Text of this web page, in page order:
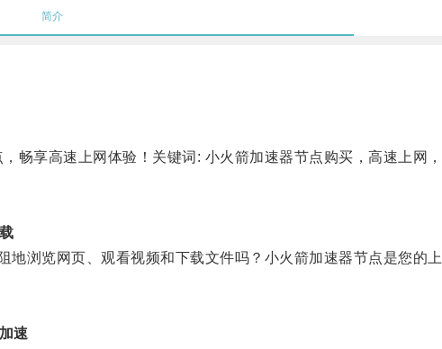
简介
享高速上网体验！关键词: 小火箭加速器节点购买，高速上网
浏览网页、观看视频和下载文件吗？小火箭加速器节点是您的
速